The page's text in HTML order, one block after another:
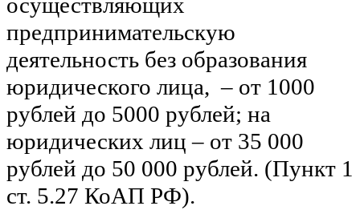
предпринимательскую
деятельность без образования
юридического лица, – от 1000
рублей до 5000 рублей; на
юридических лиц – от 35 000
рублей до 50 000 рублей. (Пункт 1
ст. 5.27 КоАП РФ).